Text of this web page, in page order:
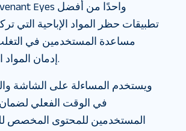
تطبيقات حظر المواد الإباحية التي
مساعدة المستخدمين في
إدمان المواد الإباحية.
ويستخدم المساءلة على الشاشة
في الوقت الفعلي
المستخدمين للمحتوى المخصص